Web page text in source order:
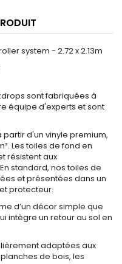
system - 2.72 x 2.13m
sont fabriquées à
équipe d'experts et sont
d'un vinyle premium,
Les toiles de fond en
résistent aux
standard, nos toiles de
et présentées dans un
protecteur.
d’un décor simple que
intègre un retour au sol en
adaptées aux
de bois, les